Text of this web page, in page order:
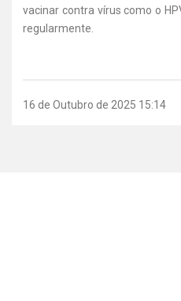
vacinar contra vírus como o
regularmente.
16 de Outubro de 2025 15:14